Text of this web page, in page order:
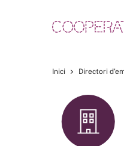
Inici Directori